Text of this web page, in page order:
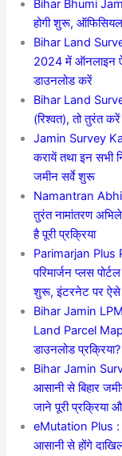
Bihar Bhumi
होगी शुरू,
Bihar Land
2024 में ऑनलाइन
डाउनलोड करें
Bihar Land
(रिश्वत), तो तुरंत
Jamin Survey
करायें तथा इन सभी
जमीन सर्वे शुरू
Namantran
तुरंत नामांतरण
है पूरी प्रक्रिया
Parimarjan Plus
परिमार्जन प्लस
शुरू, इंटरनेट पर ऐसे
Bihar Jamin
Land Parcel Map
डाउनलोड प्रक्रिया?
Bihar Jamin
आसानी से बिहार
जाने पूरी प्रक्रिया
eMutation Plus :
आसानी से होंगे